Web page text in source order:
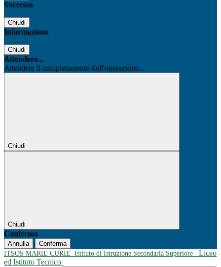
Successo
Chiudi
Informazione
Chiudi
Attendere...
Attendere il completamento dell'operazione...
Chiudi
Chiudi
Conferma
Annulla
Conferma
ITSOS MARIE CURIE Istituto di Istruzione Secondaria Superiore
Liceo
ed Istituto Tecnico